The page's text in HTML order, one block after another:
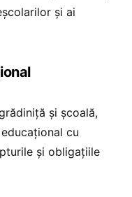
și ai
și școală,
cu
și obligațiile